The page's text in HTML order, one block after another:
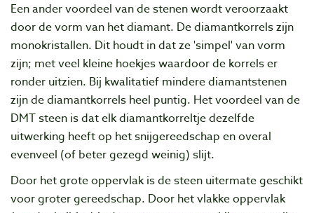
Een ander voordeel van de stenen wordt veroorzaakt
door de vorm van het diamant. De diamantkorrels zijn
monokristallen. Dit houdt in dat ze 'simpel' van vorm
zijn; met veel kleine hoekjes waardoor de korrels er
ronder uitzien. Bij kwalitatief mindere diamantstenen
zijn de diamantkorrels heel puntig. Het voordeel van de
DMT steen is dat elk diamantkorreltje dezelfde
uitwerking heeft op het snijgereedschap en overal
evenveel (of beter gezegd weinig) slijt.
Door het grote oppervlak is de steen uitermate geschikt
voor groter gereedschap. Door het vlakke oppervlak